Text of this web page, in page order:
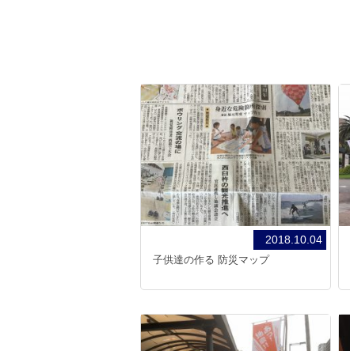
2018.10.04
子供達の作る 防災マップ